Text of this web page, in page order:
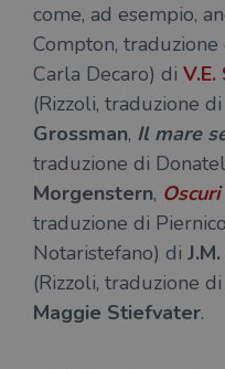
come, ad esempio,
Compton,
Carla Decaro) di V.E.
(Rizzoli, traduzione
Grossman, Il mare
traduzione di
Morgenstern,
traduzione di
Notaristefano) di
(Rizzoli, traduzione
Maggie Stiefvater.